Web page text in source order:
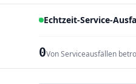
Echtzeit-Service-
0Von Serviceausfällen